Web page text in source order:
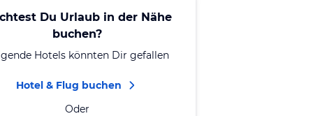
Du Urlaub in der Nähe
buchen?
Hotels könnten Dir gefallen
Hotel & Flug buchen
Oder